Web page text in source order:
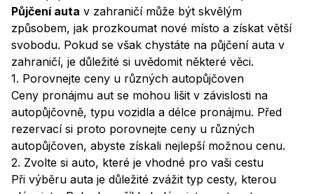
Půjčení auta v zahraničí může být skvělým
způsobem, jak prozkoumat nové místo a získat větší
svobodu. Pokud se však chystáte na půjčení auta v
zahraničí, je důležité si uvědomit některé věci.
1. Porovnejte ceny u různých autopůjčoven
Ceny pronájmu aut se mohou lišit v závislosti na
autopůjčovně, typu vozidla a délce pronájmu. Před
rezervací si proto porovnejte ceny u různých
autopůjčoven, abyste získali nejlepší možnou cenu.
2. Zvolte si auto, které je vhodné pro vaši cestu
Při výběru auta je důležité zvážit typ cesty, kterou